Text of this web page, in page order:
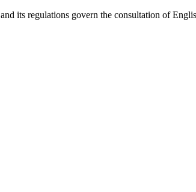
and its regulations govern the consultation of